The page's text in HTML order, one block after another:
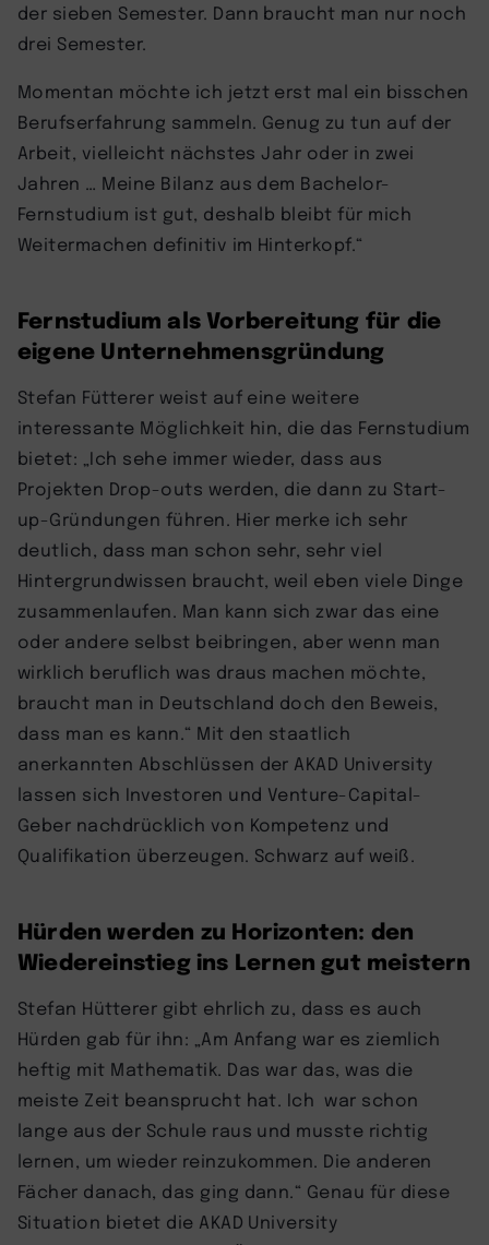
der sieben Semester. Dann braucht man nur noch
drei Semester.
Momentan möchte ich jetzt erst mal ein bisschen
Berufserfahrung sammeln. Genug zu tun auf der
Arbeit, vielleicht nächstes Jahr oder in zwei
Jahren … Meine Bilanz aus dem Bachelor-
Fernstudium ist gut, deshalb bleibt für mich
Weitermachen definitiv im Hinterkopf.“
Fernstudium als Vorbereitung für die
eigene Unternehmensgründung
Stefan Fütterer weist auf eine weitere
interessante Möglichkeit hin, die das Fernstudium
bietet: „Ich sehe immer wieder, dass aus
Projekten Drop-outs werden, die dann zu Start-
up-Gründungen führen. Hier merke ich sehr
deutlich, dass man schon sehr, sehr viel
Hintergrundwissen braucht, weil eben viele Dinge
zusammenlaufen. Man kann sich zwar das eine
oder andere selbst beibringen, aber wenn man
wirklich beruflich was draus machen möchte,
braucht man in Deutschland doch den Beweis,
dass man es kann.“ Mit den staatlich
anerkannten Abschlüssen der AKAD University
lassen sich Investoren und Venture-Capital-
Geber nachdrücklich von Kompetenz und
Qualifikation überzeugen. Schwarz auf weiß.
Hürden werden zu Horizonten: den
Wiedereinstieg ins Lernen gut meistern
Stefan Hütterer gibt ehrlich zu, dass es auch
Hürden gab für ihn: „Am Anfang war es ziemlich
heftig mit Mathematik. Das war das, was die
meiste Zeit beansprucht hat. Ich war schon
lange aus der Schule raus und musste richtig
lernen, um wieder reinzukommen. Die anderen
Fächer danach, das ging dann.“ Genau für diese
Situation bietet die AKAD University